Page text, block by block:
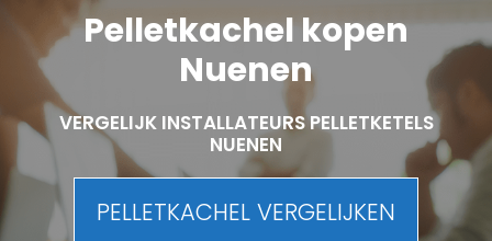
Pelletkachel kopen
Nuenen
VERGELIJK INSTALLATEURS PELLETKETELS
NUENEN
PELLETKACHEL VERGELIJKEN